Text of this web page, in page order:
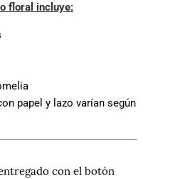
floral incluye:
papel y lazo varían según
con el botón